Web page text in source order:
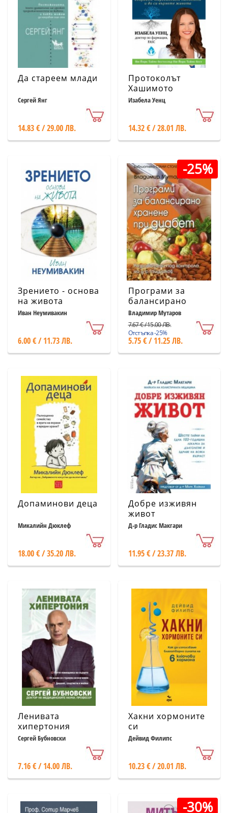
Да стареем млади
Сергей Янг
14.83 € / 29.00 ЛВ.
Протоколът
Хашимото
Изабела Уенц
14.32 € / 28.01 ЛВ.
Зрението - основа
на живота
Иван Неумивакин
6.00 € / 11.73 ЛВ.
-25%
Програми за
балансирано
хранене при
диабет
(Разработени под
контрола на д-р
Гайдурков)
Владимир Мутаров
7.67 € / 15.00 ЛВ.
Отстъпка -25%
5.75 € / 11.25 ЛВ.
Допаминови деца
Микалийн Дюклеф
18.00 € / 35.20 ЛВ.
Добре изживян
живот
Д-р Гладис Макгари
11.95 € / 23.37 ЛВ.
Ленивата
хипертония
Сергей Бубновски
7.16 € / 14.00 ЛВ.
Хакни хормоните
си
Дейвид Филипс
10.23 € / 20.01 ЛВ.
-30%